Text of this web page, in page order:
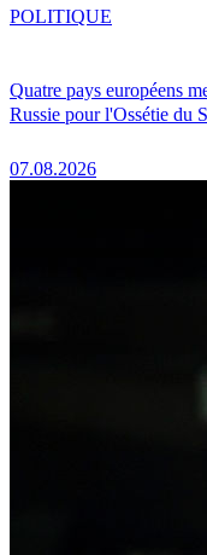
Quatre pays européens
Russie pour l'Ossétie du
07.08.2026
POLITIQUE